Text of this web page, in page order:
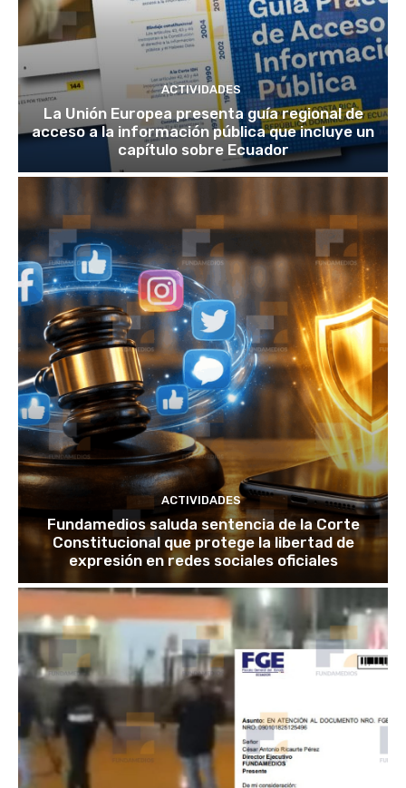
ACTIVIDADES
La Unión Europea presenta guía regional de
acceso a la información pública que incluye un
capítulo sobre Ecuador
ACTIVIDADES
Fundamedios saluda sentencia de la Corte
Constitucional que protege la libertad de
expresión en redes sociales oficiales